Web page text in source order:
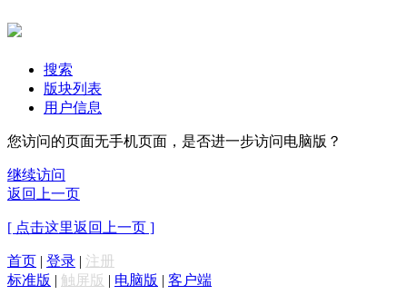
搜索
版块列表
用户信息
您访问的页面无手机页面，是否进一步访问电脑版？
继续访问
返回上一页
[ 点击这里返回上一页 ]
首页 | 登录 | 注册
标准版 | 触屏版 | 电脑版 | 客户端